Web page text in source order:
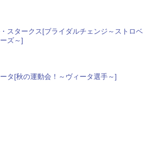
スタークス[ブライダルチェンジ～ストロベ
ズ～]
タ[秋の運動会！～ヴィータ選手～]